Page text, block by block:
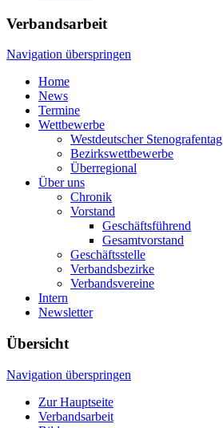
Verbandsarbeit
Navigation überspringen
Home
News
Termine
Wettbewerbe
Westdeutscher Stenografentag
Bezirkswettbewerbe
Überregional
Über uns
Chronik
Vorstand
Geschäftsführend
Gesamtvorstand
Geschäftsstelle
Verbandsbezirke
Verbandsvereine
Intern
Newsletter
Übersicht
Navigation überspringen
Zur Hauptseite
Verbandsarbeit